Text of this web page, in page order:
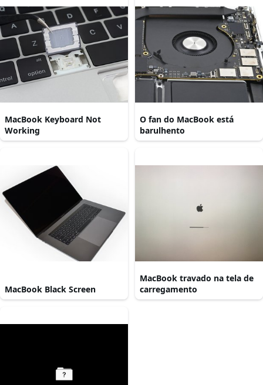
MacBook Keyboard Not
Working
O fan do MacBook está
barulhento
MacBook Black Screen
MacBook travado na tela de
carregamento